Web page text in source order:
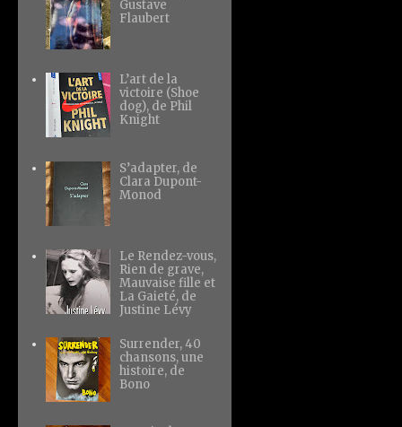
Gustave
Flaubert
L’art de la
victoire (Shoe
dog), de Phil
Knight
S’adapter, de
Clara Dupont-
Monod
Le Rendez-vous,
Rien de grave,
Mauvaise fille et
La Gaieté, de
Justine Lévy
Surrender, 40
chansons, une
histoire, de
Bono